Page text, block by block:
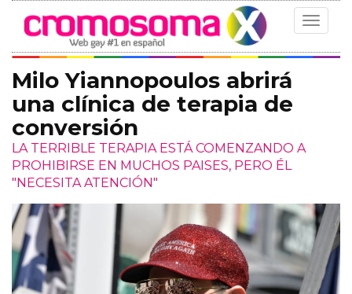
Toggle
Milo Yiannopoulos abrirá
una clínica de terapia de
conversión
LA TERRIBLE TERAPIA ESTÁ COMENZANDO A
PROHIBIRSE EN MUCHOS PAISES, PERO ÉL
"NECESITA ATENCIÓN"